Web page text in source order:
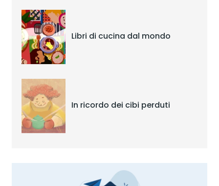
Libri di cucina dal mondo
In ricordo dei cibi perduti